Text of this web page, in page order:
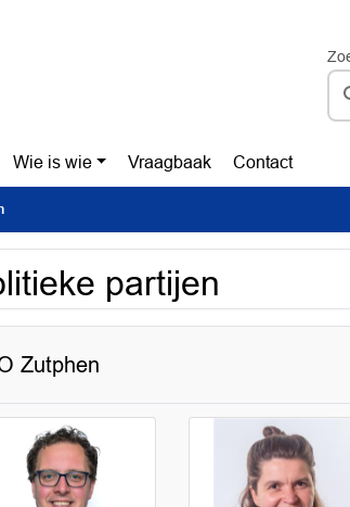
Wie is wie Vraagbaak Contact
partijen
Zutphen